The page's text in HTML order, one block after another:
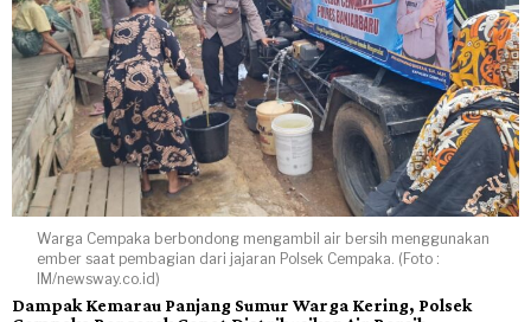
Warga Cempaka berbondong mengambil air bersih menggunakan
ember saat pembagian dari jajaran Polsek Cempaka. (Foto :
IM/newsway.co.id)
Dampak Kemarau Panjang Sumur Warga Kering, Polsek